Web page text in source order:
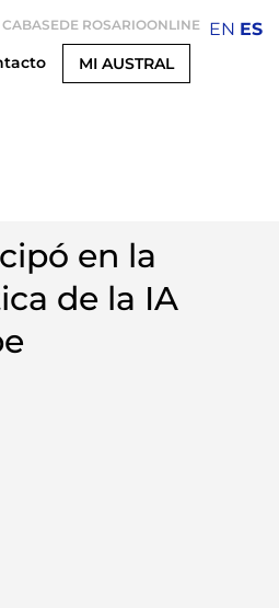
CABASEDE ROSARIOONLINE
MI AUSTRAL
en la
de la IA
EN ES